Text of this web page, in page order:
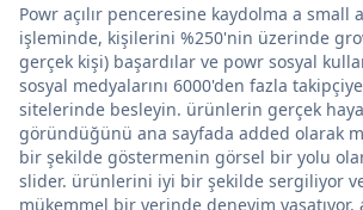
Powr açılır penceresine kaydolma a small
işleminde, kişilerini %250'nin üzerinde
gerçek kişi) başardılar ve powr sosyal
sosyal medyalarını 6000'den fazla
sitelerinde besleyin. ürünlerin gerçek
göründüğünü ana sayfada added olarak
bir şekilde göstermenin görsel bir yolu
slider. ürünlerini iyi bir şekilde sergiliyor
mükemmel bir yerinde deneyim yaşatıyor.